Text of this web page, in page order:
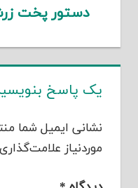
دستور پخت
یک پاسخ
نشانی ایمیل شما
موردنیاز